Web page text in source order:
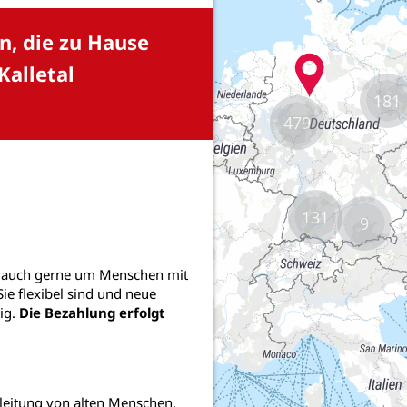
479
181
131 9